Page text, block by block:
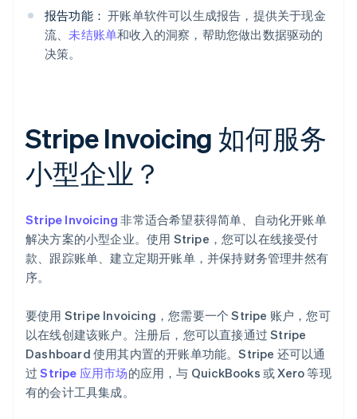
报告功能： 开账单软件可以生成报告，提供关于现金
流、未结账单和收入的洞察，帮助您做出数据驱动的
决策。
Stripe Invoicing 如何服务
小型企业？
Stripe Invoicing 非常适合希望获得简单、自动化开账单
解决方案的小型企业。使用 Stripe，您可以在线接受付
款、跟踪账单、建立定期开账单，并保持财务管理井然有
序。
要使用 Stripe Invoicing，您需要一个 Stripe 账户，您可
以在线创建该账户。注册后，您可以直接通过 Stripe
Dashboard 使用其内置的开账单功能。Stripe 还可以通
过Stripe 应用市场的应用，与 QuickBooks 或 Xero 等现
有的会计工具集成。